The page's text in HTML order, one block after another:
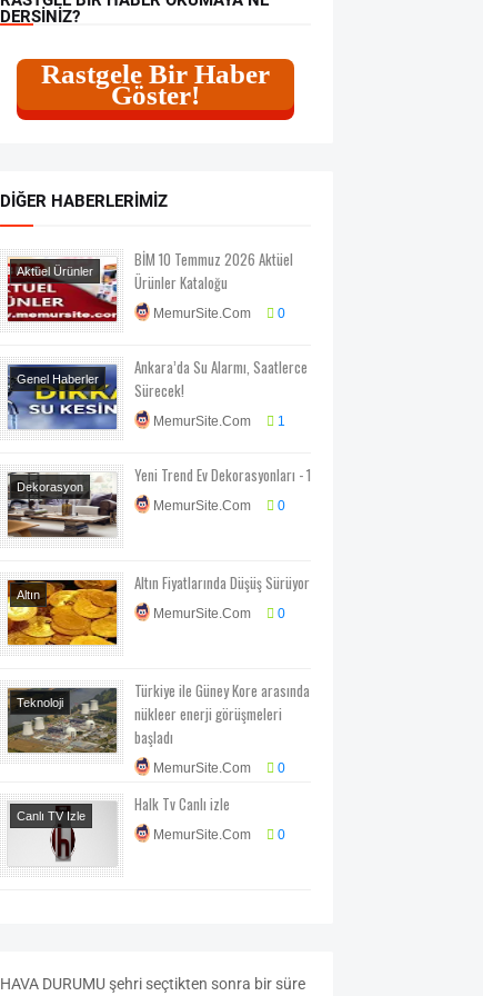
DERSINIZ?
Rastgele Bir Haber
Göster!
DIĞER HABERLERIMIZ
Aktüel Ürünler
BİM 10 Temmuz 2026 Aktüel
Ürünler Kataloğu
MemurSite.Com 0
Genel Haberler
Ankara’da Su Alarmı, Saatlerce
Sürecek!
MemurSite.Com 1
Dekorasyon
Yeni Trend Ev Dekorasyonları - 1
MemurSite.Com 0
Altın
Altın Fiyatlarında Düşüş Sürüyor
MemurSite.Com 0
Teknoloji
Teknoloji-Otomotiv-
Program
Türkiye ile Güney Kore arasında
nükleer enerji görüşmeleri
başladı
MemurSite.Com 0
Canlı TV Izle
Halk Tv Canlı izle
MemurSite.Com 0
HAVA DURUMUşehri seçtikten sonra bir süre